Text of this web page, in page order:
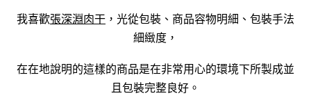
我喜歡張深淵肉干 ，光從包裝、商品容物明細、包裝手法
細緻度，
在在地說明的這樣的商品是在非常用心的環境下所製成並
且包裝完整良好。